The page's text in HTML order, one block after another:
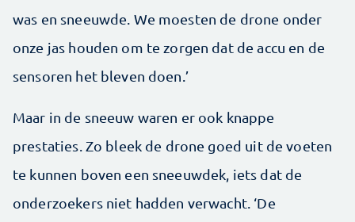
was en sneeuwde. We moesten de drone onder
onze jas houden om te zorgen dat de accu en de
sensoren het bleven doen.’
Maar in de sneeuw waren er ook knappe
prestaties. Zo bleek de drone goed uit de voeten
te kunnen boven een sneeuwdek, iets dat de
onderzoekers niet hadden verwacht. ‘De